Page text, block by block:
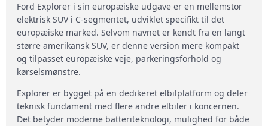
Ford Explorer i sin europæiske udgave er en mellemstor
elektrisk SUV i C-segmentet, udviklet specifikt til det
europæiske marked. Selvom navnet er kendt fra en langt
større amerikansk SUV, er denne version mere kompakt
og tilpasset europæiske veje, parkeringsforhold og
kørselsmønstre.
Explorer er bygget på en dedikeret elbilplatform og deler
teknisk fundament med flere andre elbiler i koncernen.
Det betyder moderne batteriteknologi, mulighed for både